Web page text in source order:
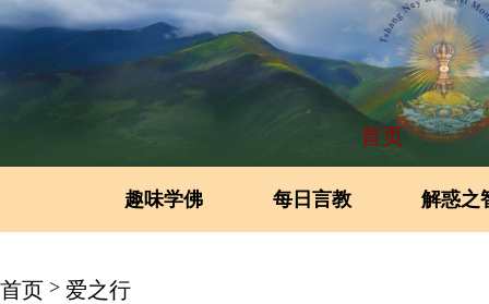
首页
趣味学佛 每日言教 解惑之
首页 > 爱之行